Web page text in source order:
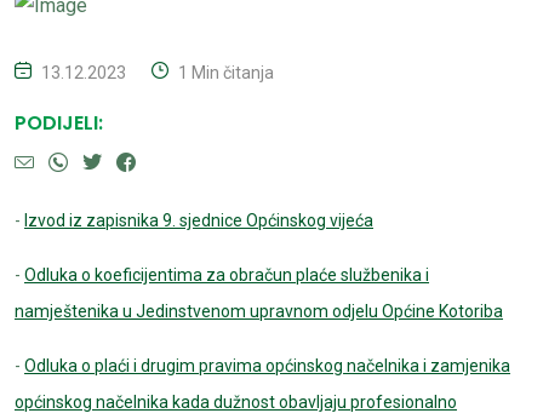
13.12.2023 1 Min čitanja
PODIJELI:
- Izvod iz zapisnika 9. sjednice Općinskog vijeća
- Odluka o koeficijentima za obračun plaće službenika i
namještenika u Jedinstvenom upravnom odjelu Općine Kotoriba
- Odluka o plaći i drugim pravima općinskog načelnika i zamjenika
općinskog načelnika kada dužnost obavljaju profesionalno